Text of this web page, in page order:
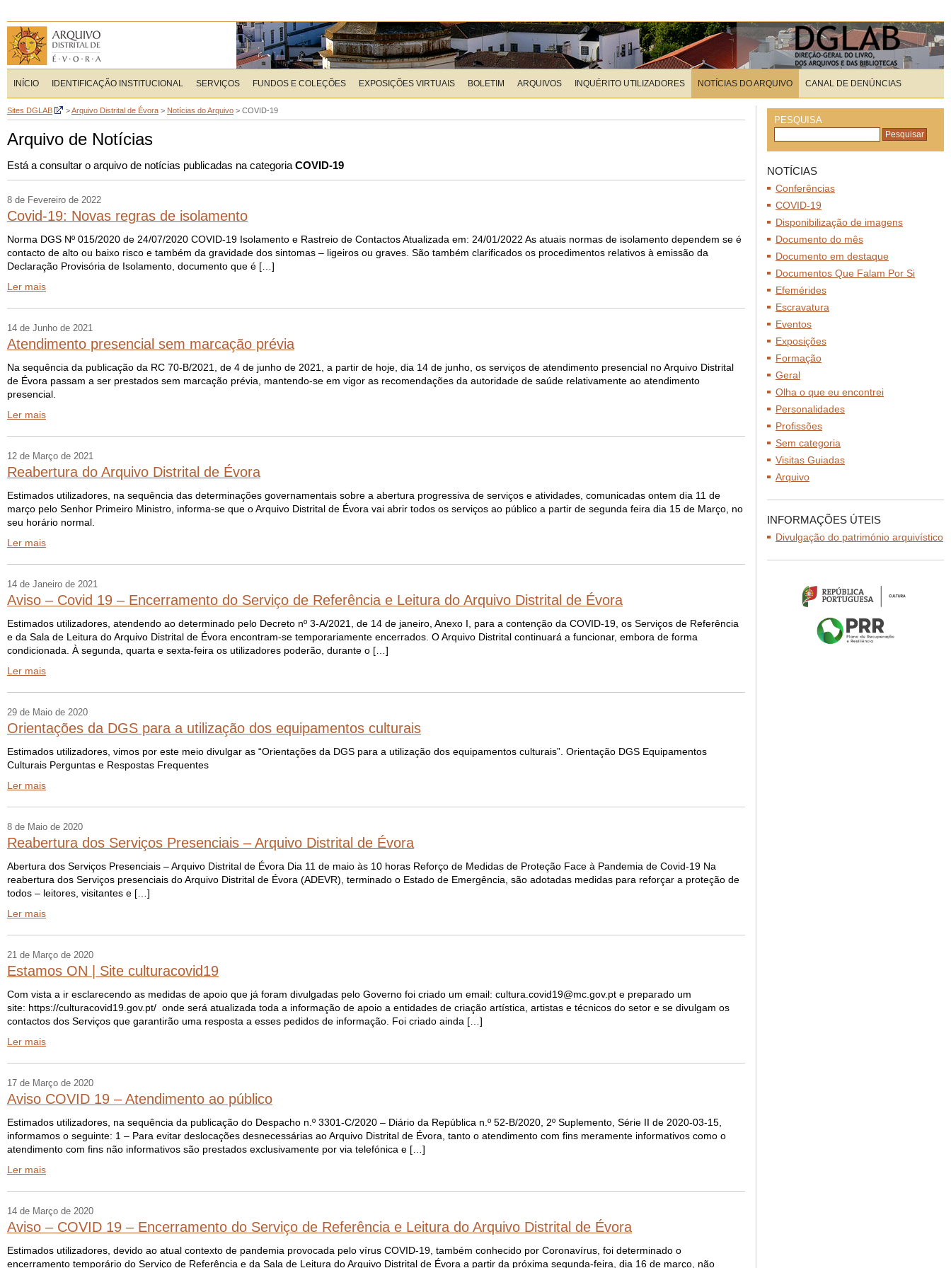
INÍCIO IDENTIFICAÇÃO INSTITUCIONAL SERVIÇOS FUNDOS E COLEÇÕES EXPOSIÇÕES VIRTUAIS BOLETIM ARQUIVOS INQUÉRITO UTILIZADORES NOTÍCIAS DO ARQUIVO CANAL DE DENÚNCIAS
Sites DGLAB >Arquivo Distrital de Évora > Notícias do Arquivo > COVID-19
Arquivo de Notícias
Está a consultar o arquivo de notícias publicadas na categoria COVID-19
8 de Fevereiro de 2022
Covid-19: Novas regras de isolamento
Norma DGS Nº 015/2020 de 24/07/2020 COVID-19 Isolamento e Rastreio de Contactos Atualizada em: 24/01/2022 As atuais normas de isolamento dependem se é
contacto de alto ou baixo risco e também da gravidade dos sintomas – ligeiros ou graves. São também clarificados os procedimentos relativos à emissão da
Declaração Provisória de Isolamento, documento que é […]
Ler mais
14 de Junho de 2021
Atendimento presencial sem marcação prévia
Na sequência da publicação da RC 70-B/2021, de 4 de junho de 2021, a partir de hoje, dia 14 de junho, os serviços de atendimento presencial no Arquivo Distrital
de Évora passam a ser prestados sem marcação prévia, mantendo-se em vigor as recomendações da autoridade de saúde relativamente ao atendimento
presencial.
Ler mais
12 de Março de 2021
Reabertura do Arquivo Distrital de Évora
Estimados utilizadores, na sequência das determinações governamentais sobre a abertura progressiva de serviços e atividades, comunicadas ontem dia 11 de
março pelo Senhor Primeiro Ministro, informa-se que o Arquivo Distrital de Évora vai abrir todos os serviços ao público a partir de segunda feira dia 15 de Março, no
seu horário normal.
Ler mais
14 de Janeiro de 2021
Aviso – Covid 19 – Encerramento do Serviço de Referência e Leitura do Arquivo Distrital de Évora
Estimados utilizadores, atendendo ao determinado pelo Decreto nº 3-A/2021, de 14 de janeiro, Anexo I, para a contenção da COVID-19, os Serviços de Referência
e da Sala de Leitura do Arquivo Distrital de Évora encontram-se temporariamente encerrados. O Arquivo Distrital continuará a funcionar, embora de forma
condicionada. À segunda, quarta e sexta-feira os utilizadores poderão, durante o […]
Ler mais
29 de Maio de 2020
Orientações da DGS para a utilização dos equipamentos culturais
Estimados utilizadores, vimos por este meio divulgar as “Orientações da DGS para a utilização dos equipamentos culturais”. Orientação DGS Equipamentos
Culturais Perguntas e Respostas Frequentes
Ler mais
8 de Maio de 2020
Reabertura dos Serviços Presenciais – Arquivo Distrital de Évora
Abertura dos Serviços Presenciais – Arquivo Distrital de Évora Dia 11 de maio às 10 horas Reforço de Medidas de Proteção Face à Pandemia de Covid-19 Na
reabertura dos Serviços presenciais do Arquivo Distrital de Évora (ADEVR), terminado o Estado de Emergência, são adotadas medidas para reforçar a proteção de
todos – leitores, visitantes e […]
Ler mais
21 de Março de 2020
Estamos ON | Site culturacovid19
Com vista a ir esclarecendo as medidas de apoio que já foram divulgadas pelo Governo foi criado um email: cultura.covid19@mc.gov.pt e preparado um
site: https://culturacovid19.gov.pt/ onde será atualizada toda a informação de apoio a entidades de criação artística, artistas e técnicos do setor e se divulgam os
contactos dos Serviços que garantirão uma resposta a esses pedidos de informação. Foi criado ainda […]
Ler mais
17 de Março de 2020
Aviso COVID 19 – Atendimento ao público
Estimados utilizadores, na sequência da publicação do Despacho n.º 3301-C/2020 – Diário da República n.º 52-B/2020, 2º Suplemento, Série II de 2020-03-15,
informamos o seguinte: 1 – Para evitar deslocações desnecessárias ao Arquivo Distrital de Évora, tanto o atendimento com fins meramente informativos como o
atendimento com fins não informativos são prestados exclusivamente por via telefónica e […]
Ler mais
14 de Março de 2020
Aviso – COVID 19 – Encerramento do Serviço de Referência e Leitura do Arquivo Distrital de Évora
Estimados utilizadores, devido ao atual contexto de pandemia provocada pelo vírus COVID-19, também conhecido por Coronavírus, foi determinado o
encerramento temporário do Serviço de Referência e da Sala de Leitura do Arquivo Distrital de Évora a partir da próxima segunda-feira, dia 16 de março, não
PESQUISA
NOTÍCIAS
Conferências
COVID-19
Disponibilização de imagens
Documento do mês
Documento em destaque
Documentos Que Falam Por Si
Efemérides
Escravatura
Eventos
Exposições
Formação
Geral
Olha o que eu encontrei
Personalidades
Profissões
Sem categoria
Visitas Guiadas
Arquivo
INFORMAÇÕES ÚTEIS
Divulgação do património arquivístico